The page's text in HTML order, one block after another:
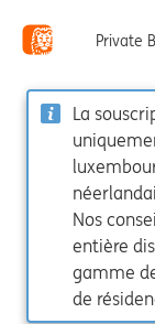
La
Nos
entière
gamme
de